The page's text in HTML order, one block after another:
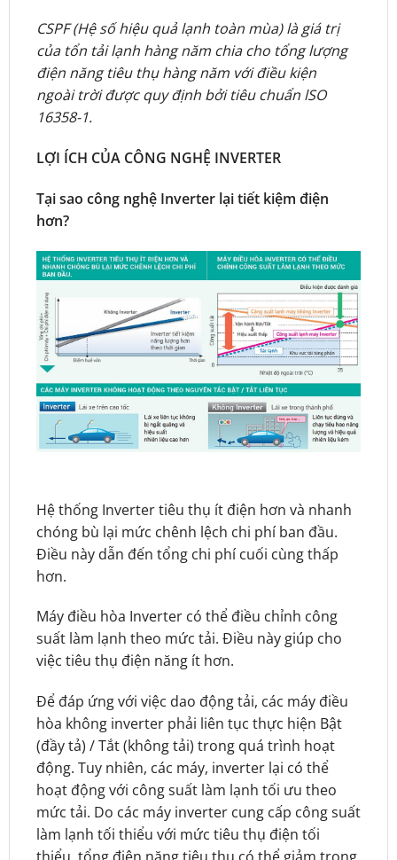
CSPF (Hệ số hiệu quả lạnh toàn mùa) là giá trị
của tổn tải lạnh hàng năm chia cho tổng lượng
điện năng tiêu thụ hàng năm với điều kiện
ngoài trời được quy định bởi tiêu chuẩn lSO
16358-1.
LỢI ÍCH CỦA CÔNG NGHỆ INVERTER
Tại sao công nghệ Inverter lại tiết kiệm điện
hơn?
Hệ thống Inverter tiêu thụ ít điện hơn và nhanh
chóng bù lại mức chênh lệch chi phí ban đầu.
Điều này dẫn đến tổng chi phí cuối cùng thấp
hơn.
Máy điều hòa Inverter có thể điều chỉnh công
suất làm lạnh theo mức tải. Điều này giúp cho
việc tiêu thụ điện năng ít hơn.
Để đáp ứng với việc dao động tải, các máy điều
hòa không inverter phải liên tục thực hiện Bật
(đầy tả) / Tắt (không tải) trong quá trình hoạt
động. Tuy nhiên, các máy, inverter lại có thể
hoạt động với công suất làm lạnh tối ưu theo
mức tải. Do các máy inverter cung cấp công suất
làm lạnh tối thiểu với mức tiêu thụ điện tối